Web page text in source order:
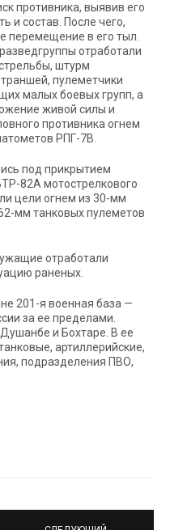
противника, выявив его
и состав. После чего,
перемещение в его тыл.
отработали
штурм
пулеметчики
малых боевых групп, а
живой силы и
противника огнем
РПГ-7В.
под прикрытием
82А мотострелкового
цели огнем из 30-мм
мм танковых пулеметов
отработали
раненых.
201-я военная база —
за ее пределами.
и Бохтаре. В ее
артиллерийские,
подразделения ПВО,